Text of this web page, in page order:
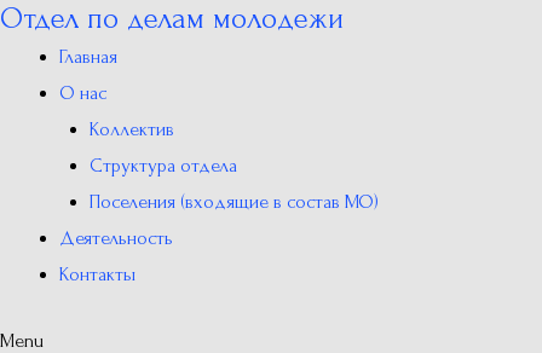
Перейти
содержимому
Отдел по делам молодежи
Главная
О нас
Коллектив
Структура отдела
Поселения (входящие в состав МО)
Деятельность
Контакты
Menu